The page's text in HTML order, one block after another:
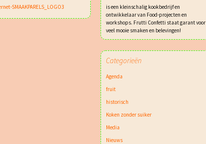
is een kleinschalig kookbedrijf en
ontwikkelaar van Food-projecten en
workshops. Frutti Confetti staat garant voor
veel mooie smaken en belevingen!
Categorieën
Agenda
fruit
historisch
Koken zonder suiker
Media
Nieuws